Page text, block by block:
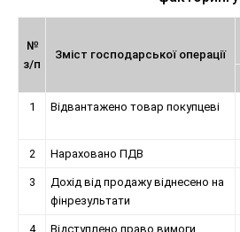
№
з/п
Зміст господарської операції
1 Відвантажено товар покупцеві
2 Нараховано ПДВ
3
Дохід від продажу віднесено на
фінрезультати
4 Відступлено право вимоги